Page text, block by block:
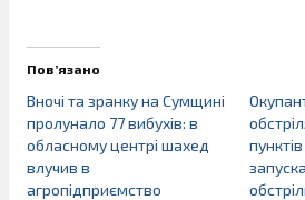
Пов’язано
Вночі та зранку на Сумщині
пролунало 77 вибухів: в
обласному центрі шахед
влучив в
агропідприємство